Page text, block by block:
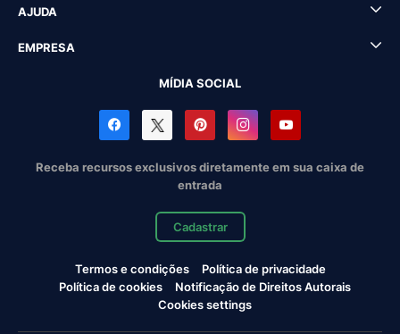
AJUDA
EMPRESA
MÍDIA SOCIAL
Receba recursos exclusivos diretamente em sua caixa de
entrada
Cadastrar
Termos e condições
Política de privacidade
Política de cookies
Notificação de Direitos Autorais
Cookies settings